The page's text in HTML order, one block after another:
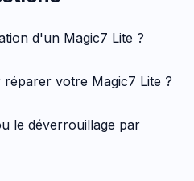
d'un Magic7 Lite ?
votre Magic7 Lite ?
le déverrouillage par